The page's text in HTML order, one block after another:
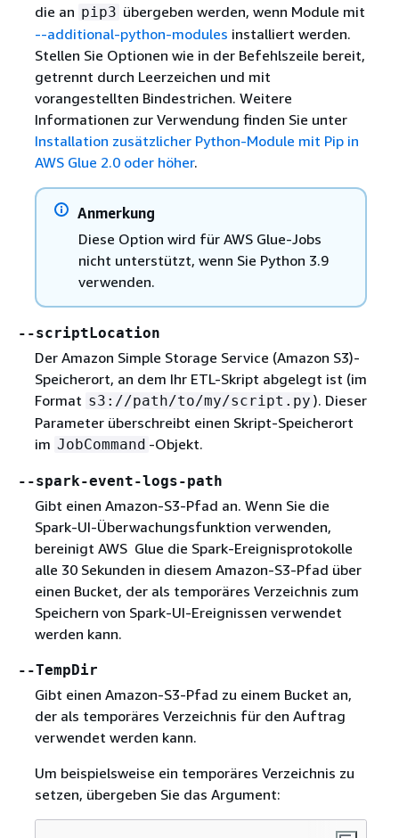
die an pip3 übergeben werden, wenn Module mit
--additional-python-modules installiert werden.
Stellen Sie Optionen wie in der Befehlszeile bereit,
getrennt durch Leerzeichen und mit
vorangestellten Bindestrichen. Weitere
Informationen zur Verwendung finden Sie unter
Installation zusätzlicher Python-Module mit Pip in
AWS Glue 2.0 oder höher.
Anmerkung
Diese Option wird für AWS Glue-Jobs
nicht unterstützt, wenn Sie Python 3.9
verwenden.
--scriptLocation
Der Amazon Simple Storage Service (Amazon S3)-
Speicherort, an dem Ihr ETL-Skript abgelegt ist (im
Format s3://path/to/my/script.py ). Dieser
Parameter überschreibt einen Skript-Speicherort
im JobCommand -Objekt.
--spark-event-logs-path
Gibt einen Amazon-S3-Pfad an. Wenn Sie die
Spark-UI-Überwachungsfunktion verwenden,
bereinigt AWS Glue die Spark-Ereignisprotokolle
alle 30 Sekunden in diesem Amazon-S3-Pfad über
einen Bucket, der als temporäres Verzeichnis zum
Speichern von Spark-UI-Ereignissen verwendet
werden kann.
--TempDir
Gibt einen Amazon-S3-Pfad zu einem Bucket an,
der als temporäres Verzeichnis für den Auftrag
verwendet werden kann.
Um beispielsweise ein temporäres Verzeichnis zu
setzen, übergeben Sie das Argument: